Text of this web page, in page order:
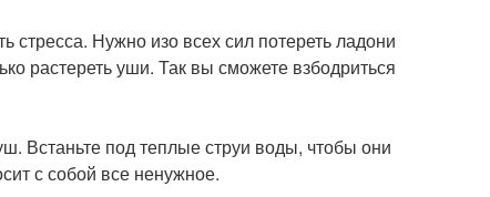
Нужно изо всех сил потереть ладони
растереть уши. Так вы сможете взбодриться
Встаньте под теплые струи воды, чтобы они
с собой все ненужное.